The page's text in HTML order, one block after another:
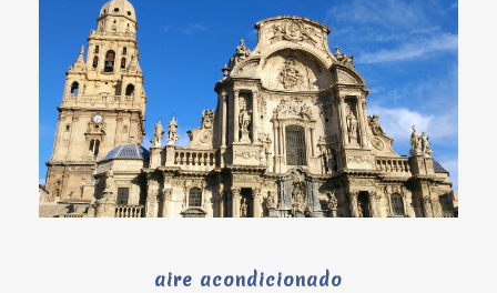
aire acondicionado